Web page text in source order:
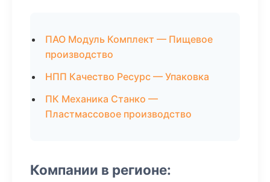
ПАО Модуль Комплект — Пищевое
производство
НПП Качество Ресурс — Упаковка
ПК Механика Станко —
Пластмассовое производство
Компании в регионе: